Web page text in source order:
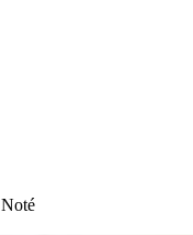
Noté